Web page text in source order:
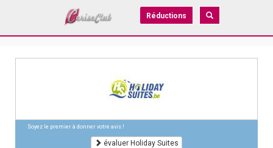
Réductions
Soyez le premier à donner votre avis !
évaluer Holiday Suites